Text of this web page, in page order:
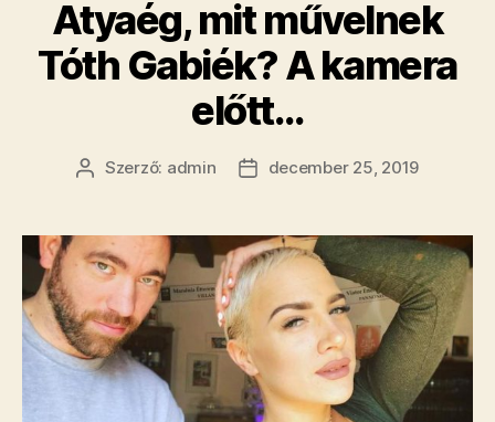
Atyaég, mit művelnek
Tóth Gabiék? A kamera
előtt…
Bejegyzés
Szerző: admin
Bejegyzés
december 25, 2019